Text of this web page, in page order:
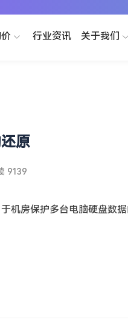
行业资讯 关于我们
原
9139
机房保护多台电脑硬盘数